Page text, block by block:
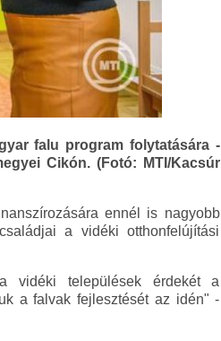
falu program folytatására -
Cikón. (Fotó: MTI/Kacsúr
ennél is nagyobb
a vidéki otthonfelújítási
vidéki települések érdekét a
a falvak fejlesztését az idén" -